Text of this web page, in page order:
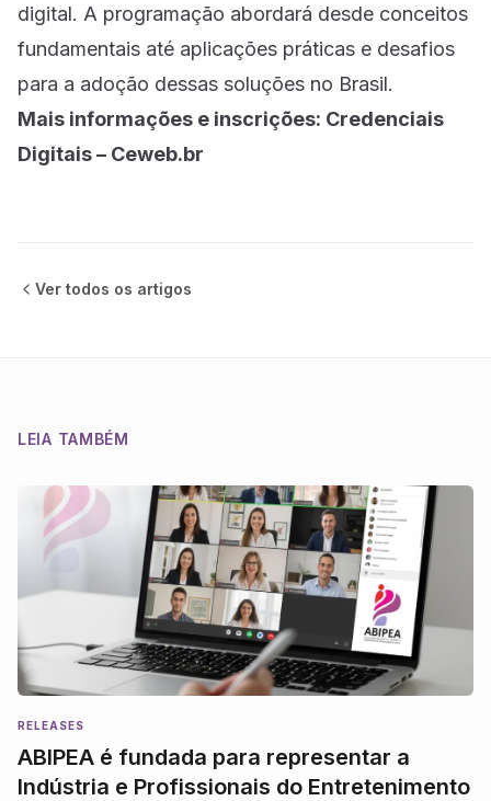
digital. A programação abordará desde conceitos
fundamentais até aplicações práticas e desafios
para a adoção dessas soluções no Brasil.
Mais informações e inscrições: Credenciais
Digitais – Ceweb.br
Ver todos os artigos
LEIA TAMBÉM
RELEASES
ABIPEA é fundada para representar a
Indústria e Profissionais do Entretenimento